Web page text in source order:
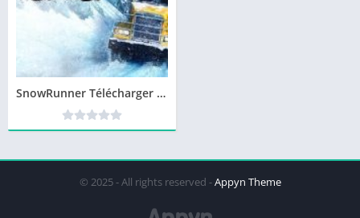
SnowRunner Télécharger Gratuit Jeu PC
© 2025 - All rights reserved -Appyn Theme